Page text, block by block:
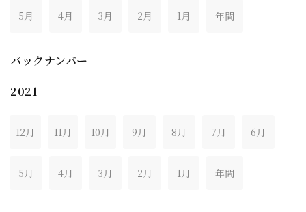
5月 4月 3月 2月 1月 年間
バックナンバー
2021
12月 11月 10月 9月 8月 7月 6月
5月 4月 3月 2月 1月 年間